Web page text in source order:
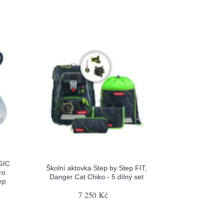
Školní aktovka Step by Step FIT,
Danger Cat Chiko - 5 dílný set
7 250 Kč